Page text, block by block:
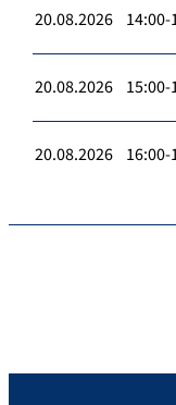
20.08.2026 14:00-
20.08.2026 15:00-
20.08.2026 16:00-